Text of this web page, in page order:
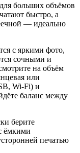
больших объёмов
быстро, а
— идеально
с яркими фото,
сочными и
на объём
или
Wi-Fi) и
баланс между
берите
ёмкими
печатью